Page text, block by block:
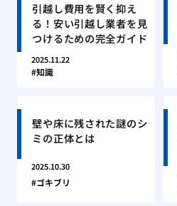
引越し費用を賢く抑え
る！安い引越し業者を見
つけるための完全ガイド
2025.11.22
知識
壁や床に残された謎のシ
ミの正体とは
2025.10.30
ゴキブリ